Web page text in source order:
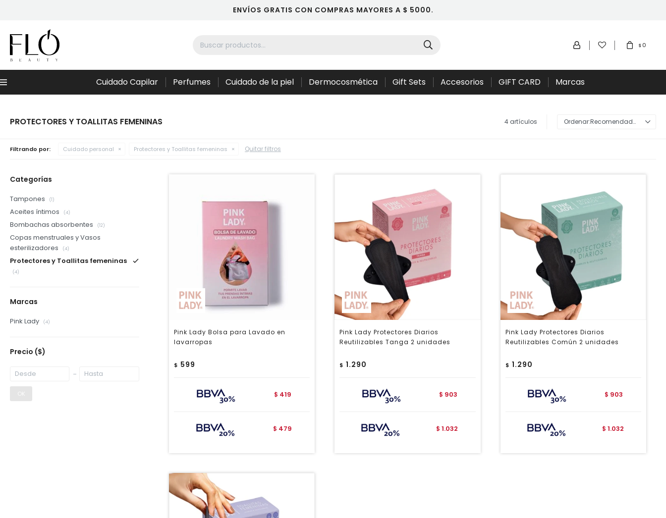
ENVÍOS GRATIS CON COMPRAS MAYORES A $ 5000.
Menú Cuidado Capilar Perfumes Cuidado de la piel Dermocosmética Gift Sets Accesorios GIFT CARD Marcas
$ 0
PROTECTORES Y TOALLITAS FEMENINAS 4 artículos Recomendados
Filtrando por: Cuidado personal Protectores y Toallitas femeninas Quitar filtros
Pink Lady Bolsa para Lavado en
lavarropas
$ 599
$ 419
$ 479
Pink Lady Protectores Diarios
Reutilizables Tanga 2 unidades
$ 1.290
$ 903
$ 1.032
Pink Lady Protectores Diarios
Reutilizables Común 2 unidades
$ 1.290
$ 903
$ 1.032
Categorías
Tampones (1)
Aceites íntimos (4)
Bombachas absorbentes (12)
Copas menstruales y Vasos
esterilizadores
(4)
Protectores y Toallitas femeninas
(4)
Marcas
Pink Lady (4)
Precio ($)
OK